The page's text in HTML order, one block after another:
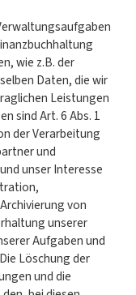
wie z.B. der
Daten, die wir
Leistungen
sind Art. 6 Abs. 1
der Verarbeitung
und
unser Interesse
von
unserer
Aufgaben und
Löschung der
und die